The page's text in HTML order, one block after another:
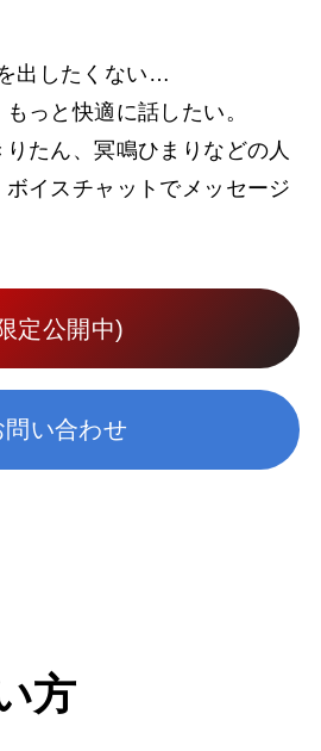
出したくない…
っと快適に話したい。
たん、冥鳴ひまりなどの人
ボイスチャットでメッセージ
定公開中)
問い合わせ
方